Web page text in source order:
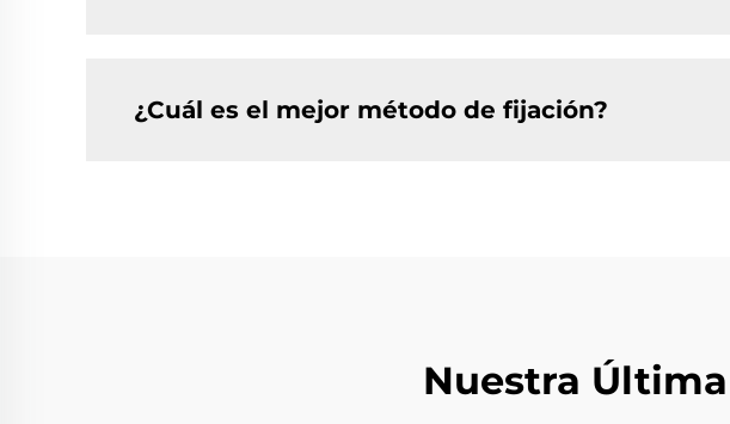
¿Cuál es el mejor método de fijación?
Nuestra